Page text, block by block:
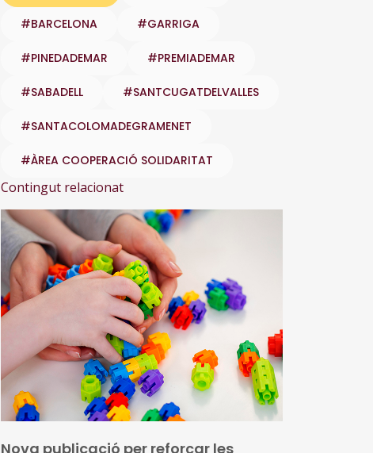
#BARCELONA #GARRIGA
#PINEDADEMAR #PREMIADEMAR
#SABADELL #SANTCUGATDELVALLES
#SANTACOLOMADEGRAMENET
#ÀREA COOPERACIÓ SOLIDARITAT
Contingut relacionat
Nova publicació per reforçar les